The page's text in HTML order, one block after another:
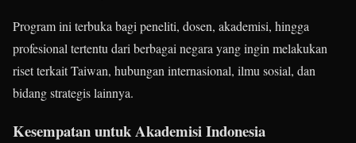
Program ini terbuka bagi peneliti, dosen, akademisi, hingga
profesional tertentu dari berbagai negara yang ingin melakukan
riset terkait Taiwan, hubungan internasional, ilmu sosial, dan
bidang strategis lainnya.
Kesempatan untuk Akademisi Indonesia